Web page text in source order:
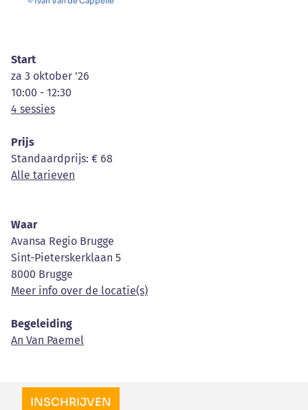
Start
za 3 oktober '26
10:00 - 12:30
4 sessies
Prijs
Standaardprijs: € 68
Alle tarieven
Waar
Avansa Regio Brugge
Sint-Pieterskerklaan 5
8000 Brugge
Meer info over de locatie(s)
Begeleiding
An Van Paemel
INSCHRIJVEN